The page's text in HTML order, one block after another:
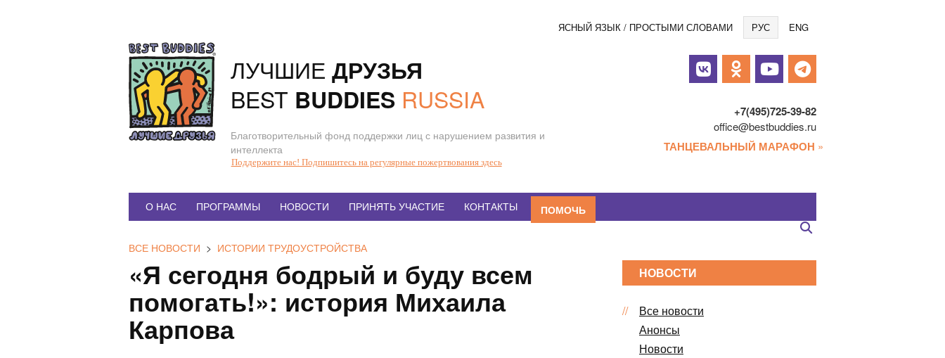
к
содержанию
ЯСНЫЙ ЯЗЫК / ПРОСТЫМИ СЛОВАМИ РУС ENG
ЛУЧШИЕ ДРУЗЬЯ
BEST BUDDIES RUSSIA
Благотворительный фонд поддержки лиц с нарушением развития и
интеллекта
+7(495)725-39-82
office@bestbuddies.ru
ТАНЦЕВАЛЬНЫЙ МАРАФОН »
Поддержите нас! Подпишитесь на регулярные пожертвования здесь
Главное
О НАС ПРОГРАММЫ НОВОСТИ ПРИНЯТЬ УЧАСТИЕ КОНТАКТЫ ПОМОЧЬ
ВСЕ НОВОСТИ > ИСТОРИИ ТРУДОУСТРОЙСТВА
«Я сегодня бодрый и буду всем
помогать!»: история Михаила
Карпова
НОВОСТИ
Все новости
Анонсы
Новости